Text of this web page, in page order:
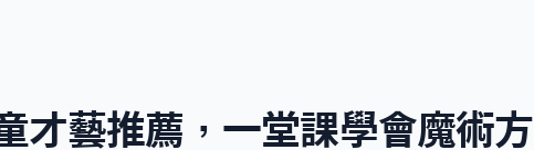
才藝推薦，一堂課學會魔術方